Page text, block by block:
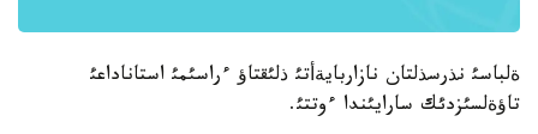
ةلباسئ نذرسذلتان نازاربايةأتئ ذلئقتاؤ ءراسئمئ استاناداعئ
تاؤةلسئزدئك سارايئندا ءوتتئ.